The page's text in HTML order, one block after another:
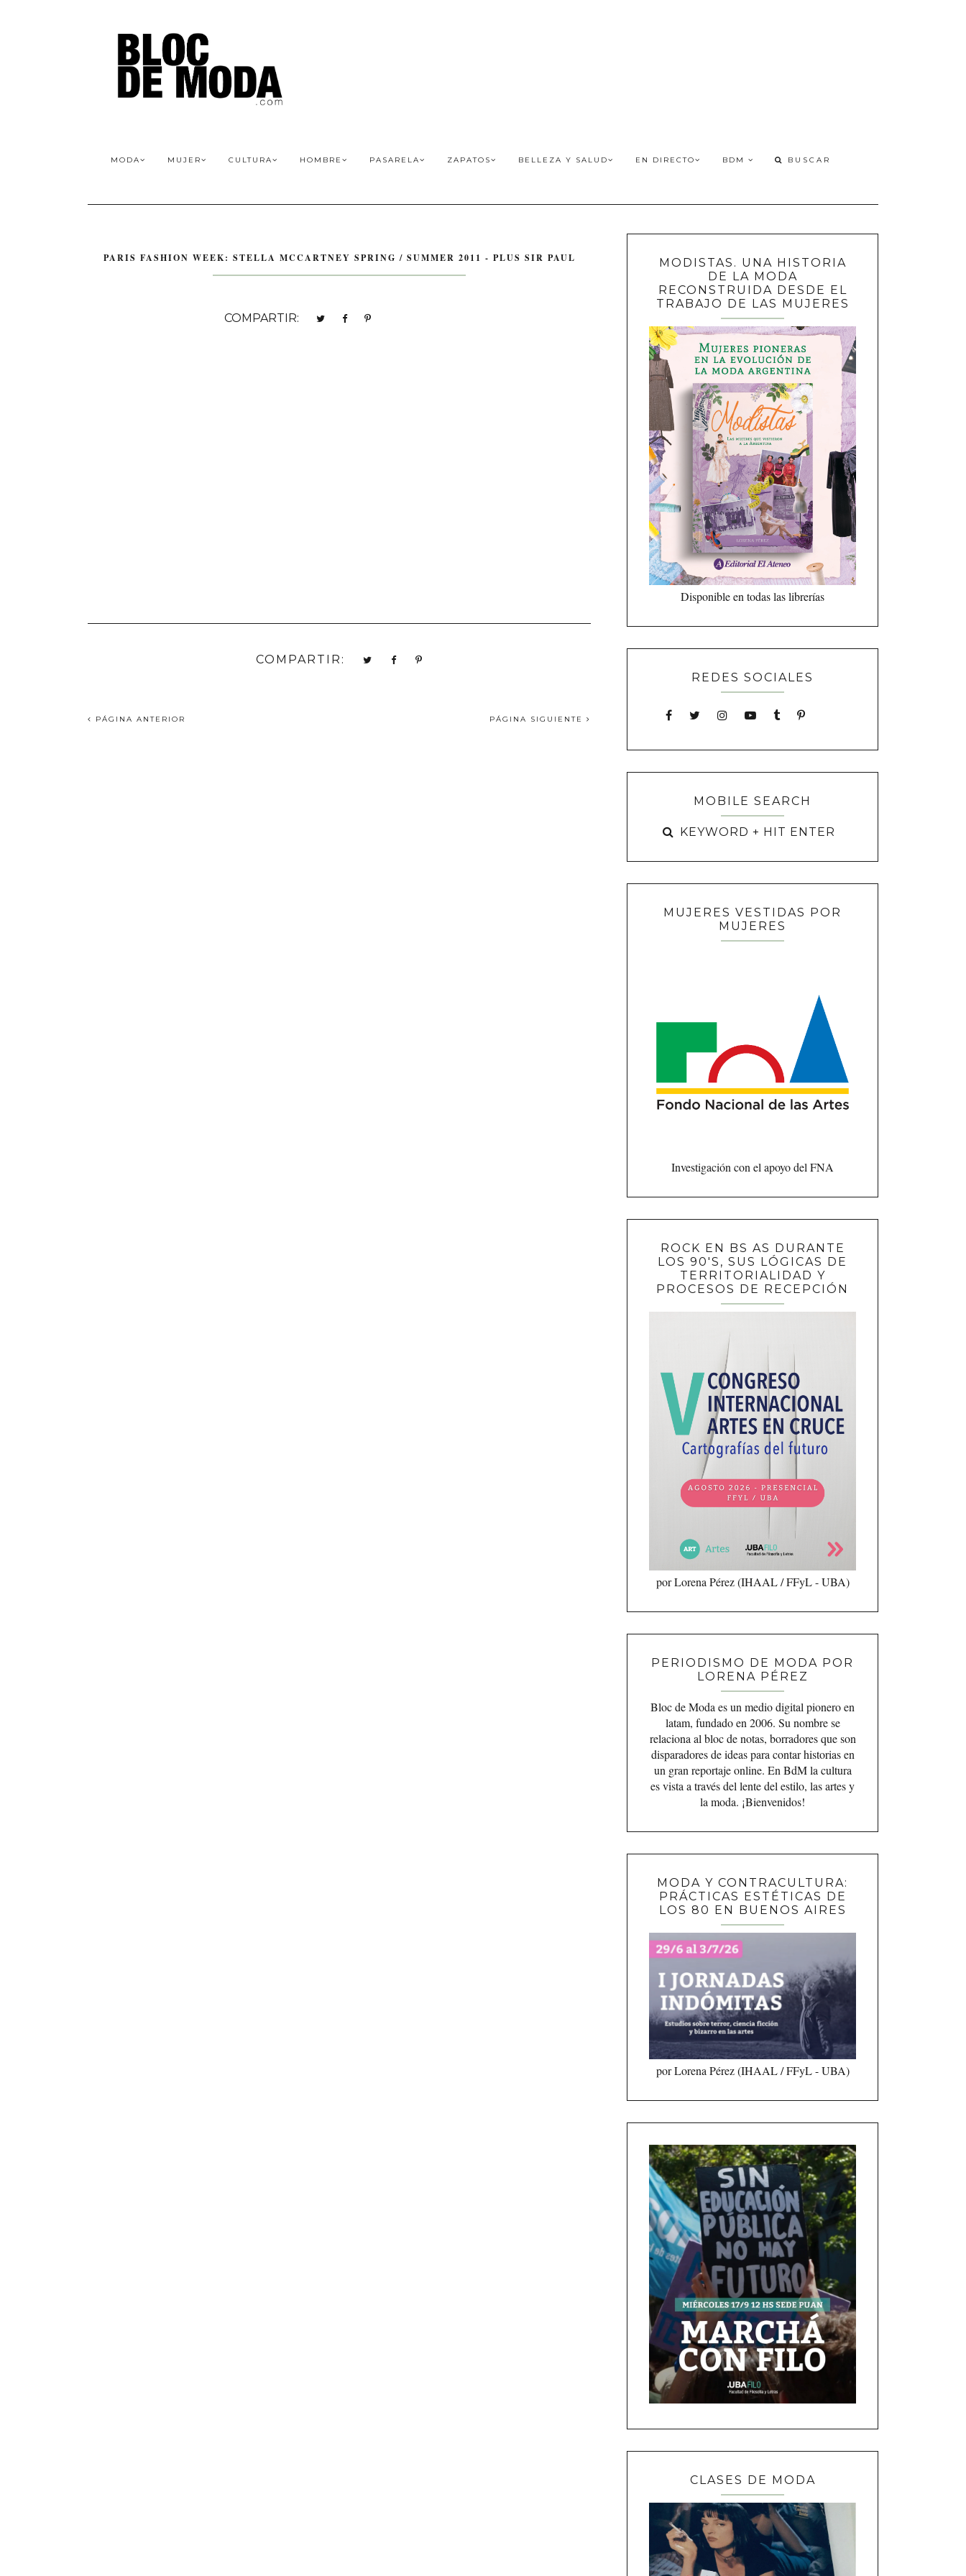
MODA MUJER CULTURA HOMBRE PASARELA ZAPATOS BELLEZA Y SALUD EN DIRECTO BDM
PARIS FASHION WEEK: STELLA MCCARTNEY SPRING / SUMMER 2011 - PLUS SIR PAUL
COMPARTIR:
COMPARTIR:
PÁGINA ANTERIOR PÁGINA SIGUIENTE
MODISTAS. UNA HISTORIA
DE LA MODA
RECONSTRUIDA DESDE EL
TRABAJO DE LAS MUJERES
Disponible en todas las librerías
REDES SOCIALES
MOBILE SEARCH
MUJERES VESTIDAS POR
MUJERES
Investigación con el apoyo del FNA
ROCK EN BS AS DURANTE
LOS 90'S, SUS LÓGICAS DE
TERRITORIALIDAD Y
PROCESOS DE RECEPCIÓN
por Lorena Pérez (IHAAL / FFyL - UBA)
PERIODISMO DE MODA POR
LORENA PÉREZ
Bloc de Moda es un medio digital pionero en
latam, fundado en 2006. Su nombre se
relaciona al bloc de notas, borradores que son
disparadores de ideas para contar historias en
un gran reportaje online. En BdM la cultura
es vista a través del lente del estilo, las artes y
la moda. ¡Bienvenidos!
MODA Y CONTRACULTURA:
PRÁCTICAS ESTÉTICAS DE
LOS 80 EN BUENOS AIRES
por Lorena Pérez (IHAAL / FFyL - UBA)
CLASES DE MODA